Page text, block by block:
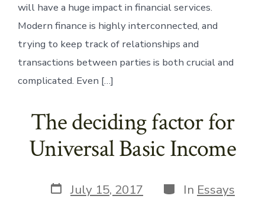
will have a huge impact in financial services.
Modern finance is highly interconnected, and
trying to keep track of relationships and
transactions between parties is both crucial and
complicated. Even […]
The deciding factor for
Universal Basic Income
Post
date
July 15, 2017 Categories
In Essays